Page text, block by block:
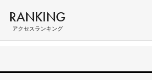
RANKING
アクセスランキング